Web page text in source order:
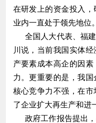
在研发上的资金投入
业内一直处于领先地位。
全国人大代表、福建
川说，当前我国实体
产要素成本高企的因
力。更重要的是，我
核心竞争力不强，在
了企业扩大再生产和进
政府工作报告提出，